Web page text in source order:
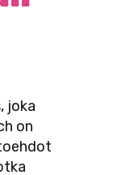
joka
on